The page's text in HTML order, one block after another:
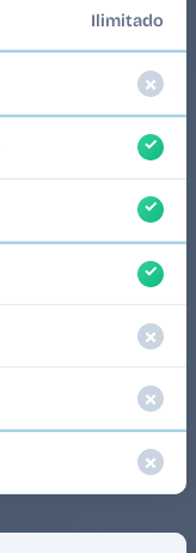
Ilimitado